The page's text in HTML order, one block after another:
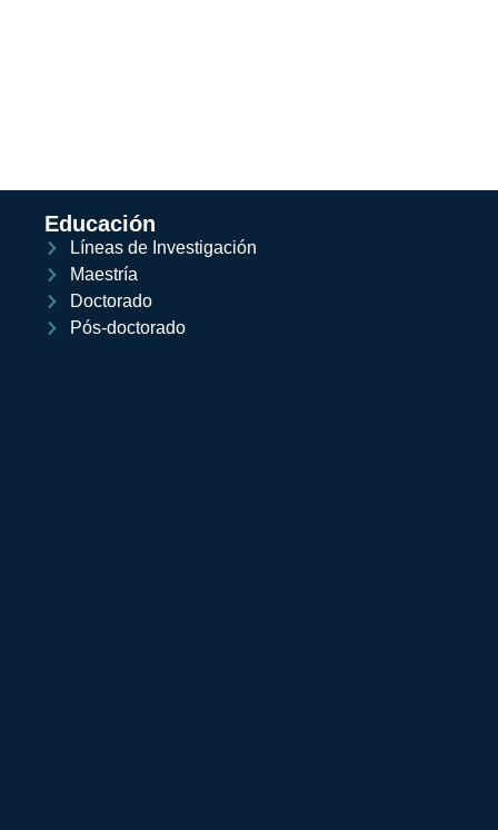
Educación
Líneas de Investigación
Maestría
Doctorado
Pós-doctorado